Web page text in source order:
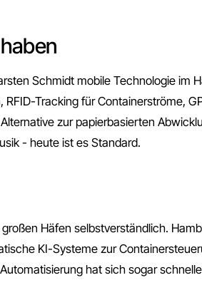
Schmidt mobile Technologie im
Tracking für Containerströme,
zur papierbasierten
- heute ist es Standard.
Häfen selbstverständlich.
KI-Systeme zur
hat sich sogar